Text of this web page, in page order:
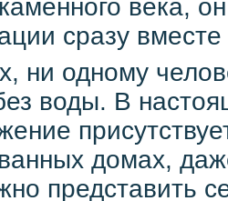
века,
сразу
ни одному
воды. В
домах,
представить